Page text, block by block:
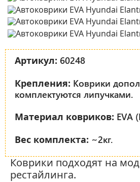
Артикул: 60248
Крепления: Коврики
комплектуются липучками.
Материал ковриков: EVA
Вес комплекта: ~2кг.
Коврики подходят на
рестайлинга.